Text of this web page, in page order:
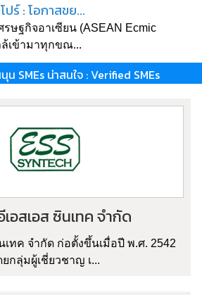
ปร์ : โอกาสขย...
ษฐกิจอาเซียน (ASEAN Ecmic
ล้เข้ามาทุกขณ...
SMEs น่าสนใจ : Verified SMEs
อสเอส ซินเทค จำกัด
เทค จำกัด ก่อตั้งขึ้นเมื่อปี พ.ศ. 2542
ยกลุ่มผู้เชี่ยวชาญ เ...